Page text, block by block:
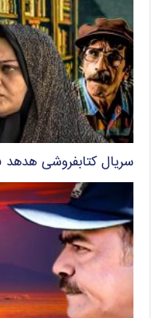
سریال کتابفروشی هدهد ۱۳۸۵